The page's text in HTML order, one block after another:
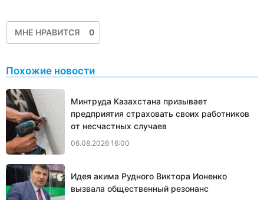
МНЕ НРАВИТСЯ 0
Похожие новости
Минтруда Казахстана призывает
предприятия страховать своих работников
от несчастных случаев
06.08.2026 16:00
Идея акима Рудного Виктора Ионенко
вызвала общественный резонанс